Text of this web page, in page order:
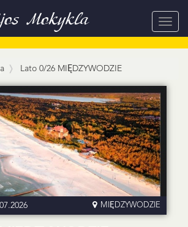
Mokykla
Lato 0/26 MIĘDZYWODZIE
MIĘDZYWODZIE